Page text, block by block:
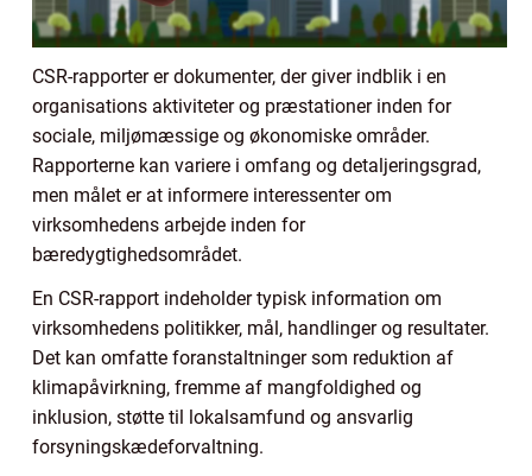
CSR-rapporter er dokumenter, der giver indblik i en
organisations aktiviteter og præstationer inden for
sociale, miljømæssige og økonomiske områder.
Rapporterne kan variere i omfang og detaljeringsgrad,
men målet er at informere interessenter om
virksomhedens arbejde inden for
bæredygtighedsområdet.
En CSR-rapport indeholder typisk information om
virksomhedens politikker, mål, handlinger og resultater.
Det kan omfatte foranstaltninger som reduktion af
klimapåvirkning, fremme af mangfoldighed og
inklusion, støtte til lokalsamfund og ansvarlig
forsyningskædeforvaltning.